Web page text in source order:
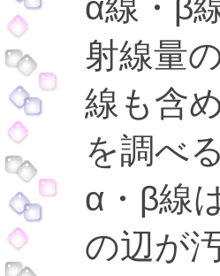
α線・β
射線量
線も含
を調べ
α・β線
の辺が